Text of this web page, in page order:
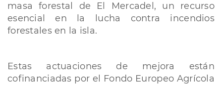
masa forestal de El Mercadel, un recurso
esencial en la lucha contra incendios
forestales en la isla.
Estas actuaciones de mejora están
cofinanciadas por el Fondo Europeo Agrícola